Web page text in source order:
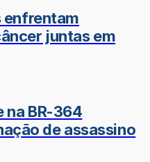
enfrentam
juntas em
na BR-364
de assassino